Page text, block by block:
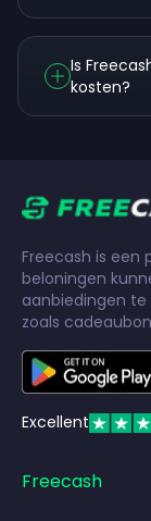
Is
kosten?
Freecash is een
beloningen
aanbiedingen
zoals
Excellent
Freecash